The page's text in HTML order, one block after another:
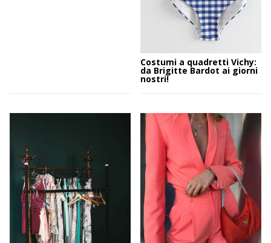
Costumi a quadretti Vichy:
da Brigitte Bardot ai giorni
nostri!